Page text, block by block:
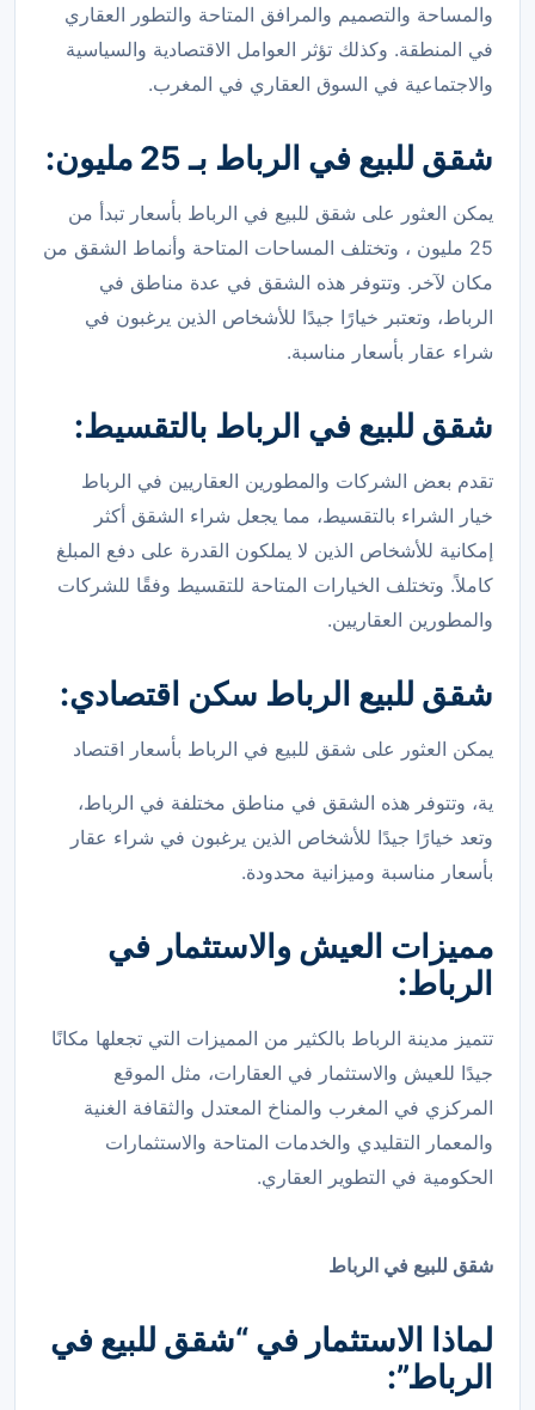
والمساحة والتصميم والمرافق المتاحة والتطور العقاري
في المنطقة. وكذلك تؤثر العوامل الاقتصادية والسياسية
والاجتماعية في السوق العقاري في المغرب.
شقق للبيع في الرباط بـ 25 مليون:
يمكن العثور على شقق للبيع في الرباط بأسعار تبدأ من
25 مليون ، وتختلف المساحات المتاحة وأنماط الشقق من
مكان لآخر. وتتوفر هذه الشقق في عدة مناطق في
الرباط، وتعتبر خيارًا جيدًا للأشخاص الذين يرغبون في
شراء عقار بأسعار مناسبة.
شقق للبيع في الرباط بالتقسيط:
تقدم بعض الشركات والمطورين العقاريين في الرباط
خيار الشراء بالتقسيط، مما يجعل شراء الشقق أكثر
إمكانية للأشخاص الذين لا يملكون القدرة على دفع المبلغ
كاملاً. وتختلف الخيارات المتاحة للتقسيط وفقًا للشركات
والمطورين العقاريين.
شقق للبيع الرباط سكن اقتصادي:
يمكن العثور على شقق للبيع في الرباط بأسعار اقتصاد
ية، وتتوفر هذه الشقق في مناطق مختلفة في الرباط،
وتعد خيارًا جيدًا للأشخاص الذين يرغبون في شراء عقار
بأسعار مناسبة وميزانية محدودة.
مميزات العيش والاستثمار في
الرباط:
تتميز مدينة الرباط بالكثير من المميزات التي تجعلها مكانًا
جيدًا للعيش والاستثمار في العقارات، مثل الموقع
المركزي في المغرب والمناخ المعتدل والثقافة الغنية
والمعمار التقليدي والخدمات المتاحة والاستثمارات
الحكومية في التطوير العقاري.
شقق للبيع في الرباط
لماذا الاستثمار في “شقق للبيع في
الرباط”: